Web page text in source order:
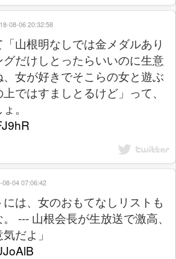
山根明なしでは金メダルあり
グだけしとったらいいのに生意
女が好きでそこらの女と遊ぶ
ではすましとるけど」って、
。
08-06 20:32:58
は、女のおもてなしリストも
--- 山根会長が生放送で激高、
だよ」
08-04 07:06:42